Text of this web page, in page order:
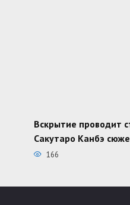
Вскрытие проводит
Сакутаро Канбэ
166